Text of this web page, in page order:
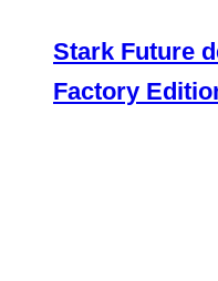
Stark Future
Factory